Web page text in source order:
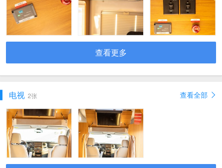
查看更多
电视 2张 查看全部